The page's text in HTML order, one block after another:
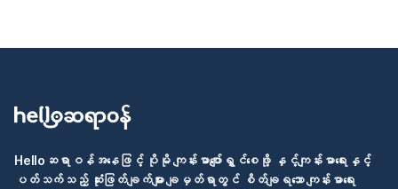
Helloဆရာဝန်အနေဖြင့် ပိုမို ကျန်းမာပျော်ရွှင်စေဖို့ နှင့်ကျန်းမာရေးနှင့်
ပတ်သက်သည့် ဆုံးဖြတ်ချက်များ ချမှတ်ရာတွင် စိတ်ချရသော ကျန်းမာရေး